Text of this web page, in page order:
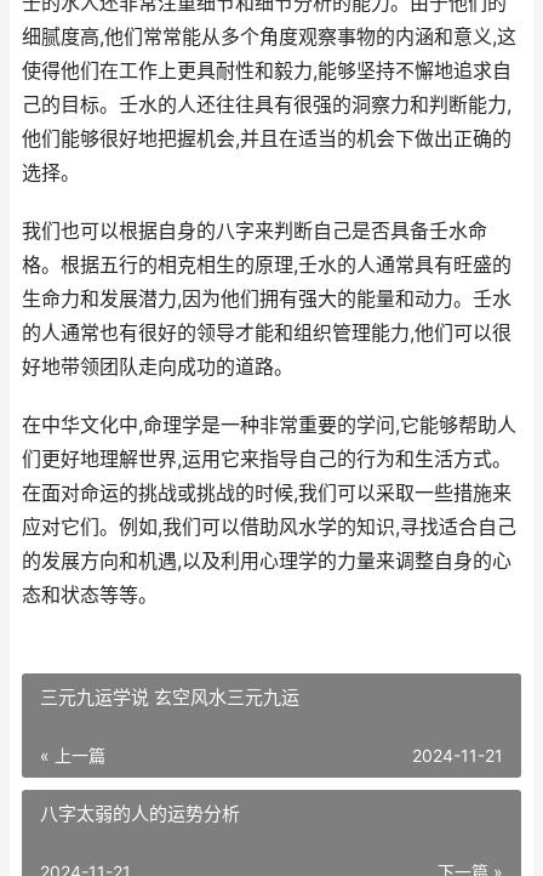
细腻度高,他们常常能从多个角度观察事物的内涵和意义,这
使得他们在工作上更具耐性和毅力,能够坚持不懈地追求自
己的目标。壬水的人还往往具有很强的洞察力和判断能力,
他们能够很好地把握机会,并且在适当的机会下做出正确的
选择。
我们也可以根据自身的八字来判断自己是否具备壬水命
格。根据五行的相克相生的原理,壬水的人通常具有旺盛的
生命力和发展潜力,因为他们拥有强大的能量和动力。壬水
的人通常也有很好的领导才能和组织管理能力,他们可以很
好地带领团队走向成功的道路。
在中华文化中,命理学是一种非常重要的学问,它能够帮助人
们更好地理解世界,运用它来指导自己的行为和生活方式。
在面对命运的挑战或挑战的时候,我们可以采取一些措施来
应对它们。例如,我们可以借助风水学的知识,寻找适合自己
的发展方向和机遇,以及利用心理学的力量来调整自身的心
态和状态等等。
三元九运学说 玄空风水三元九运
« 上一篇 2024-11-21
八字太弱的人的运势分析
下一篇 »
2024-11-21